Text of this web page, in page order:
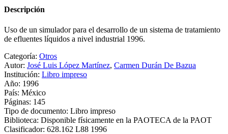
Descripción
Uso de un simulador para el desarrollo de un sistema de tratamiento
de efluentes líquidos a nivel industrial 1996.
Categoría: Otros
Autor: José Luis López Martínez, Carmen Durán De Bazua
Institución: Libro impreso
Año: 1996
País: México
Páginas: 145
Tipo de documento: Libro impreso
Biblioteca: Disponible físicamente en la PAOTECA de la PAOT
Clasificador: 628.162 L88 1996